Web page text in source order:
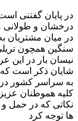
در پایان گفتنی
درخشان و طولانی
در میان مشتریان
سنگین همچون
نیسان بار در این
شایان ذکر است که
به سراسر کشور در
کلیه هموطنان
نکاتی که در حمل
ها توجه کرد